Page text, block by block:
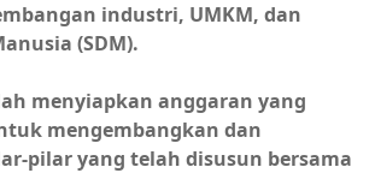
industri, UMKM, dan
(SDM).
menyiapkan anggaran yang
mengembangkan dan
pilar yang telah disusun bersama